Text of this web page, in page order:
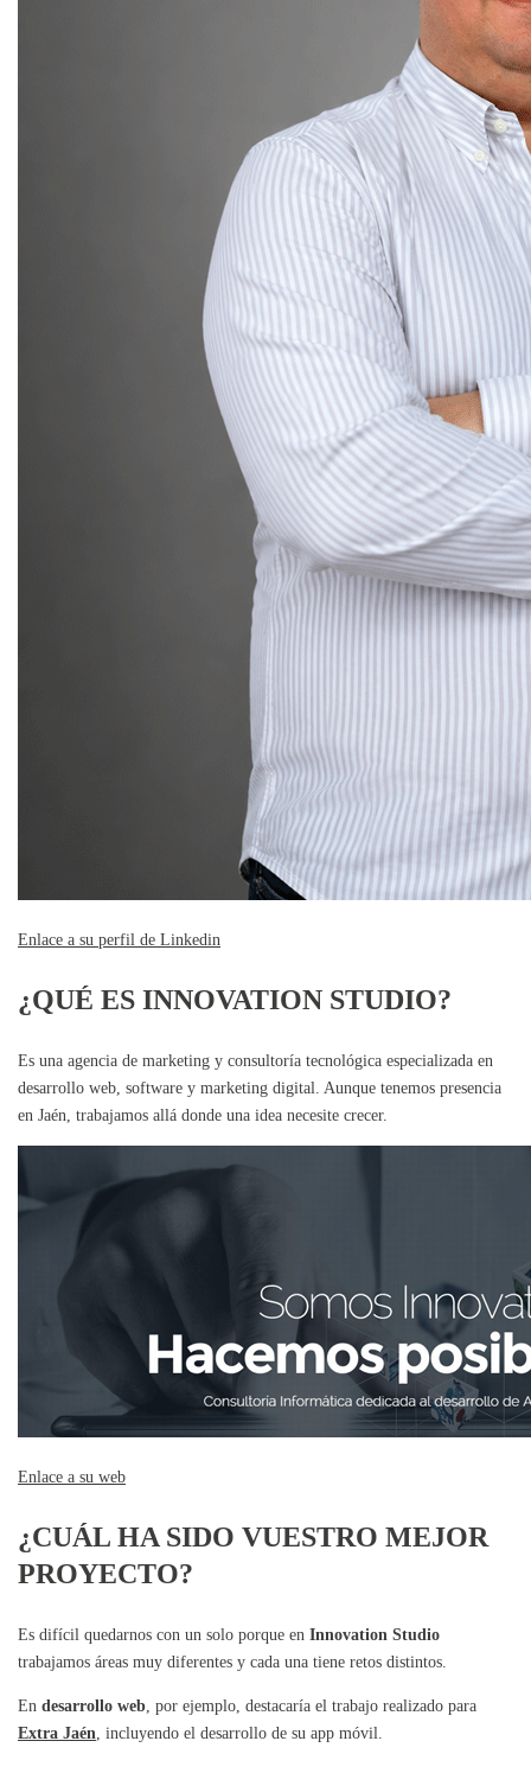
Enlace a su perfil de Linkedin
¿QUÉ ES INNOVATION STUDIO?
Es una agencia de marketing y consultoría tecnológica especializada en
desarrollo web, software y marketing digital. Aunque tenemos presencia
en Jaén, trabajamos allá donde una idea necesite crecer.
Enlace a su web
¿CUÁL HA SIDO VUESTRO MEJOR
PROYECTO?
Es difícil quedarnos con un solo porque en Innovation Studio
trabajamos áreas muy diferentes y cada una tiene retos distintos.
En desarrollo web , por ejemplo, destacaría el trabajo realizado para
Extra Jaén , incluyendo el desarrollo de su app móvil.